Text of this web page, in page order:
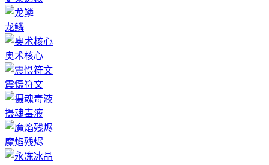
龙鳞
奥术核心
震慑符文
摄魂毒液
魔焰残烬